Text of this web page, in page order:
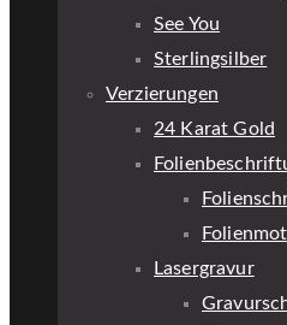
See You
Sterlingsilber
Verzierungen
24 Karat Gold
Lasergravur